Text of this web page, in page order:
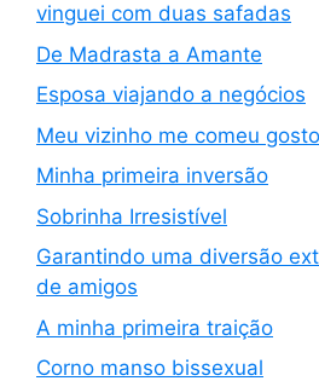
vinguei com duas safadas
De Madrasta a Amante
Esposa viajando a negócios
Meu vizinho me comeu
Minha primeira inversão
Sobrinha Irresistível
Garantindo uma diversão
de amigos
A minha primeira traição
Corno manso bissexual